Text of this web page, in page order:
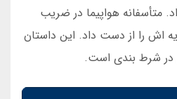
داد. متأسفانه هواپیما در ضریب
اش را از دست داد. این داستان
در شرط بندی است.